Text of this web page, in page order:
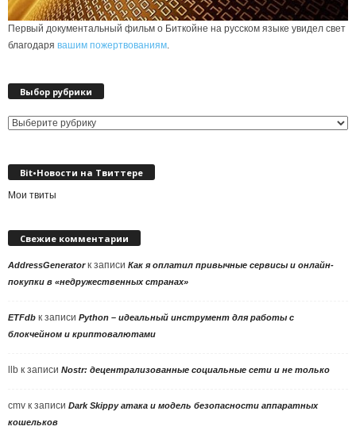
Первый документальный фильм о Биткойне на русском языке увидел свет
благодаря вашим пожертвованиям
Выбор рубрики
Выбор
Bit•Новости на Твиттере
Мои твиты
Свежие комментарии
AddressGeneratorк записи Как я оплатил привычные сервисы и онлайн-
покупки в «недружественных странах»
ETFdb к записи Python – идеальный инструмент для работы с
блокчейном и криптовалютами
llb к записи Nostr: децентрализованные социальные сети и не только
cmv к записи Dark Skippy атака и модель безопасности аппаратных
кошельков